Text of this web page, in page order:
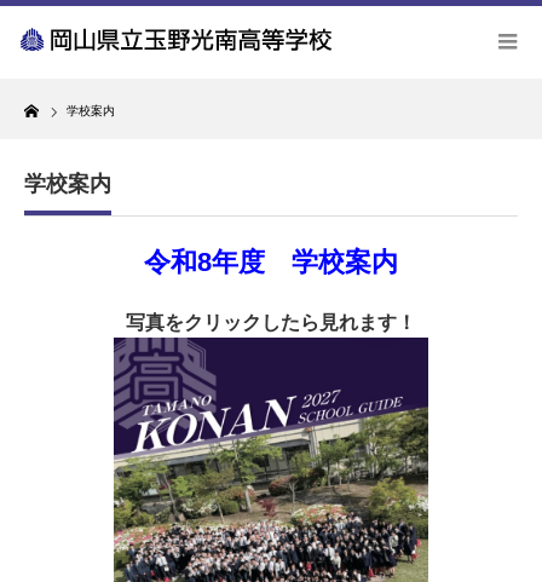
Home
学校案内
学校案内
令和8年度 学校案内
写真をクリックしたら見れます！